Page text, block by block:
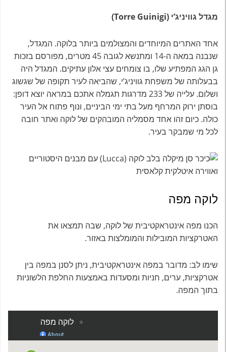
מגדל גוויניג’י (Torre Guinigi)
אחד האתרים המיוחדים והמצולמים ביותר בלוקה. המגדל,
שנבנה במאה ה-14 ומתנשא לגובה 45 מטרים, מפורסם בזכות
גן הגג המפתיע שלו, בו צומחים עצי אלון עתיקים. המגדל היה
בבעלותה של משפחת גוויניג’י, שהביאה לעיר תקופה של שגשוג
ושלום. עלייה של 233 מדרגות תגמלה אתכם במראה יוצא דופן:
בוסתן ירוק המרחף מעל בתי ימי הביניים, ונוף פתוח אל העיר
כולה. כיום זהו אחד מסמליה המובהקים של לוקה ואתר חובה
לכל מי שמבקר בעיר.
לוקה מפה
הכנו מפה אינטראקטיבית של לוקה, שבה תמצאו את
האטרקציות המובילות והמומלצות באזור.
שימו לב: מדובר במפה אינטראקטיבית, ניתן לסנן במפה בין
אטרקציות, ערים, חניות ומסעדות באמצעות החלפת הלשוניות
בתוך המפה.